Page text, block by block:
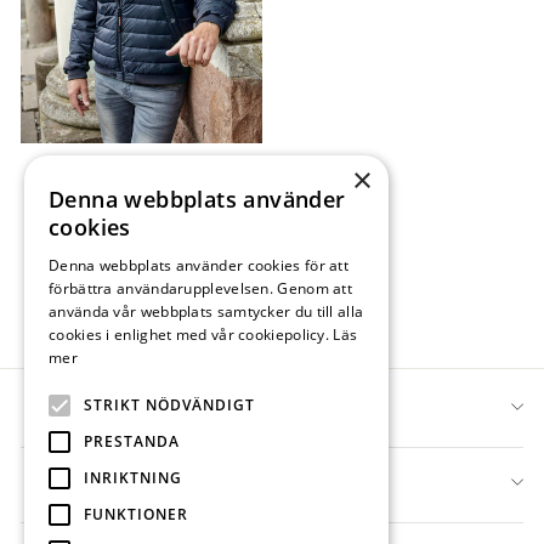
Vanligt
pris
2 600 kr Försäljningspris
1 560 kr Spara 40%
På lager
Army Black Navy
DANWEAR
×
Denna webbplats använder
cookies
Denna webbplats använder cookies för att
förbättra användarupplevelsen. Genom att
använda vår webbplats samtycker du till alla
cookies i enlighet med vår cookiepolicy. Läs
mer
STRIKT NÖDVÄNDIGT
PRESTANDA
INRIKTNING
FUNKTIONER